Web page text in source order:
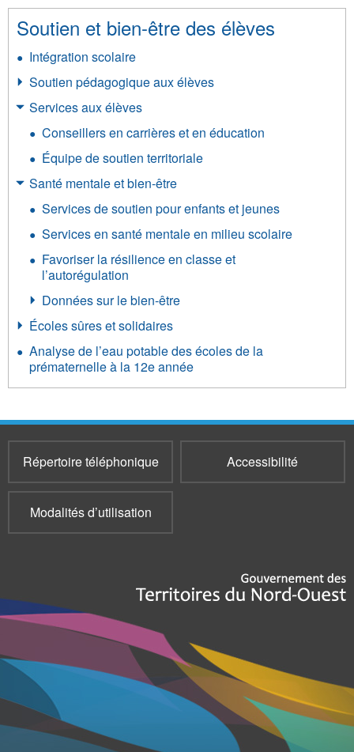
Soutien et bien-être des élèves
Intégration scolaire
Soutien pédagogique aux élèves
Services aux élèves
Conseillers en carrières et en éducation
Équipe de soutien territoriale
Santé mentale et bien-être
Services de soutien pour enfants et jeunes
Services en santé mentale en milieu scolaire
Favoriser la résilience en classe et
l’autorégulation
Données sur le bien-être
Écoles sûres et solidaires
Analyse de l’eau potable des écoles de la
prématernelle à la 12e année
Répertoire téléphonique Accessibilité
Modalités d’utilisation